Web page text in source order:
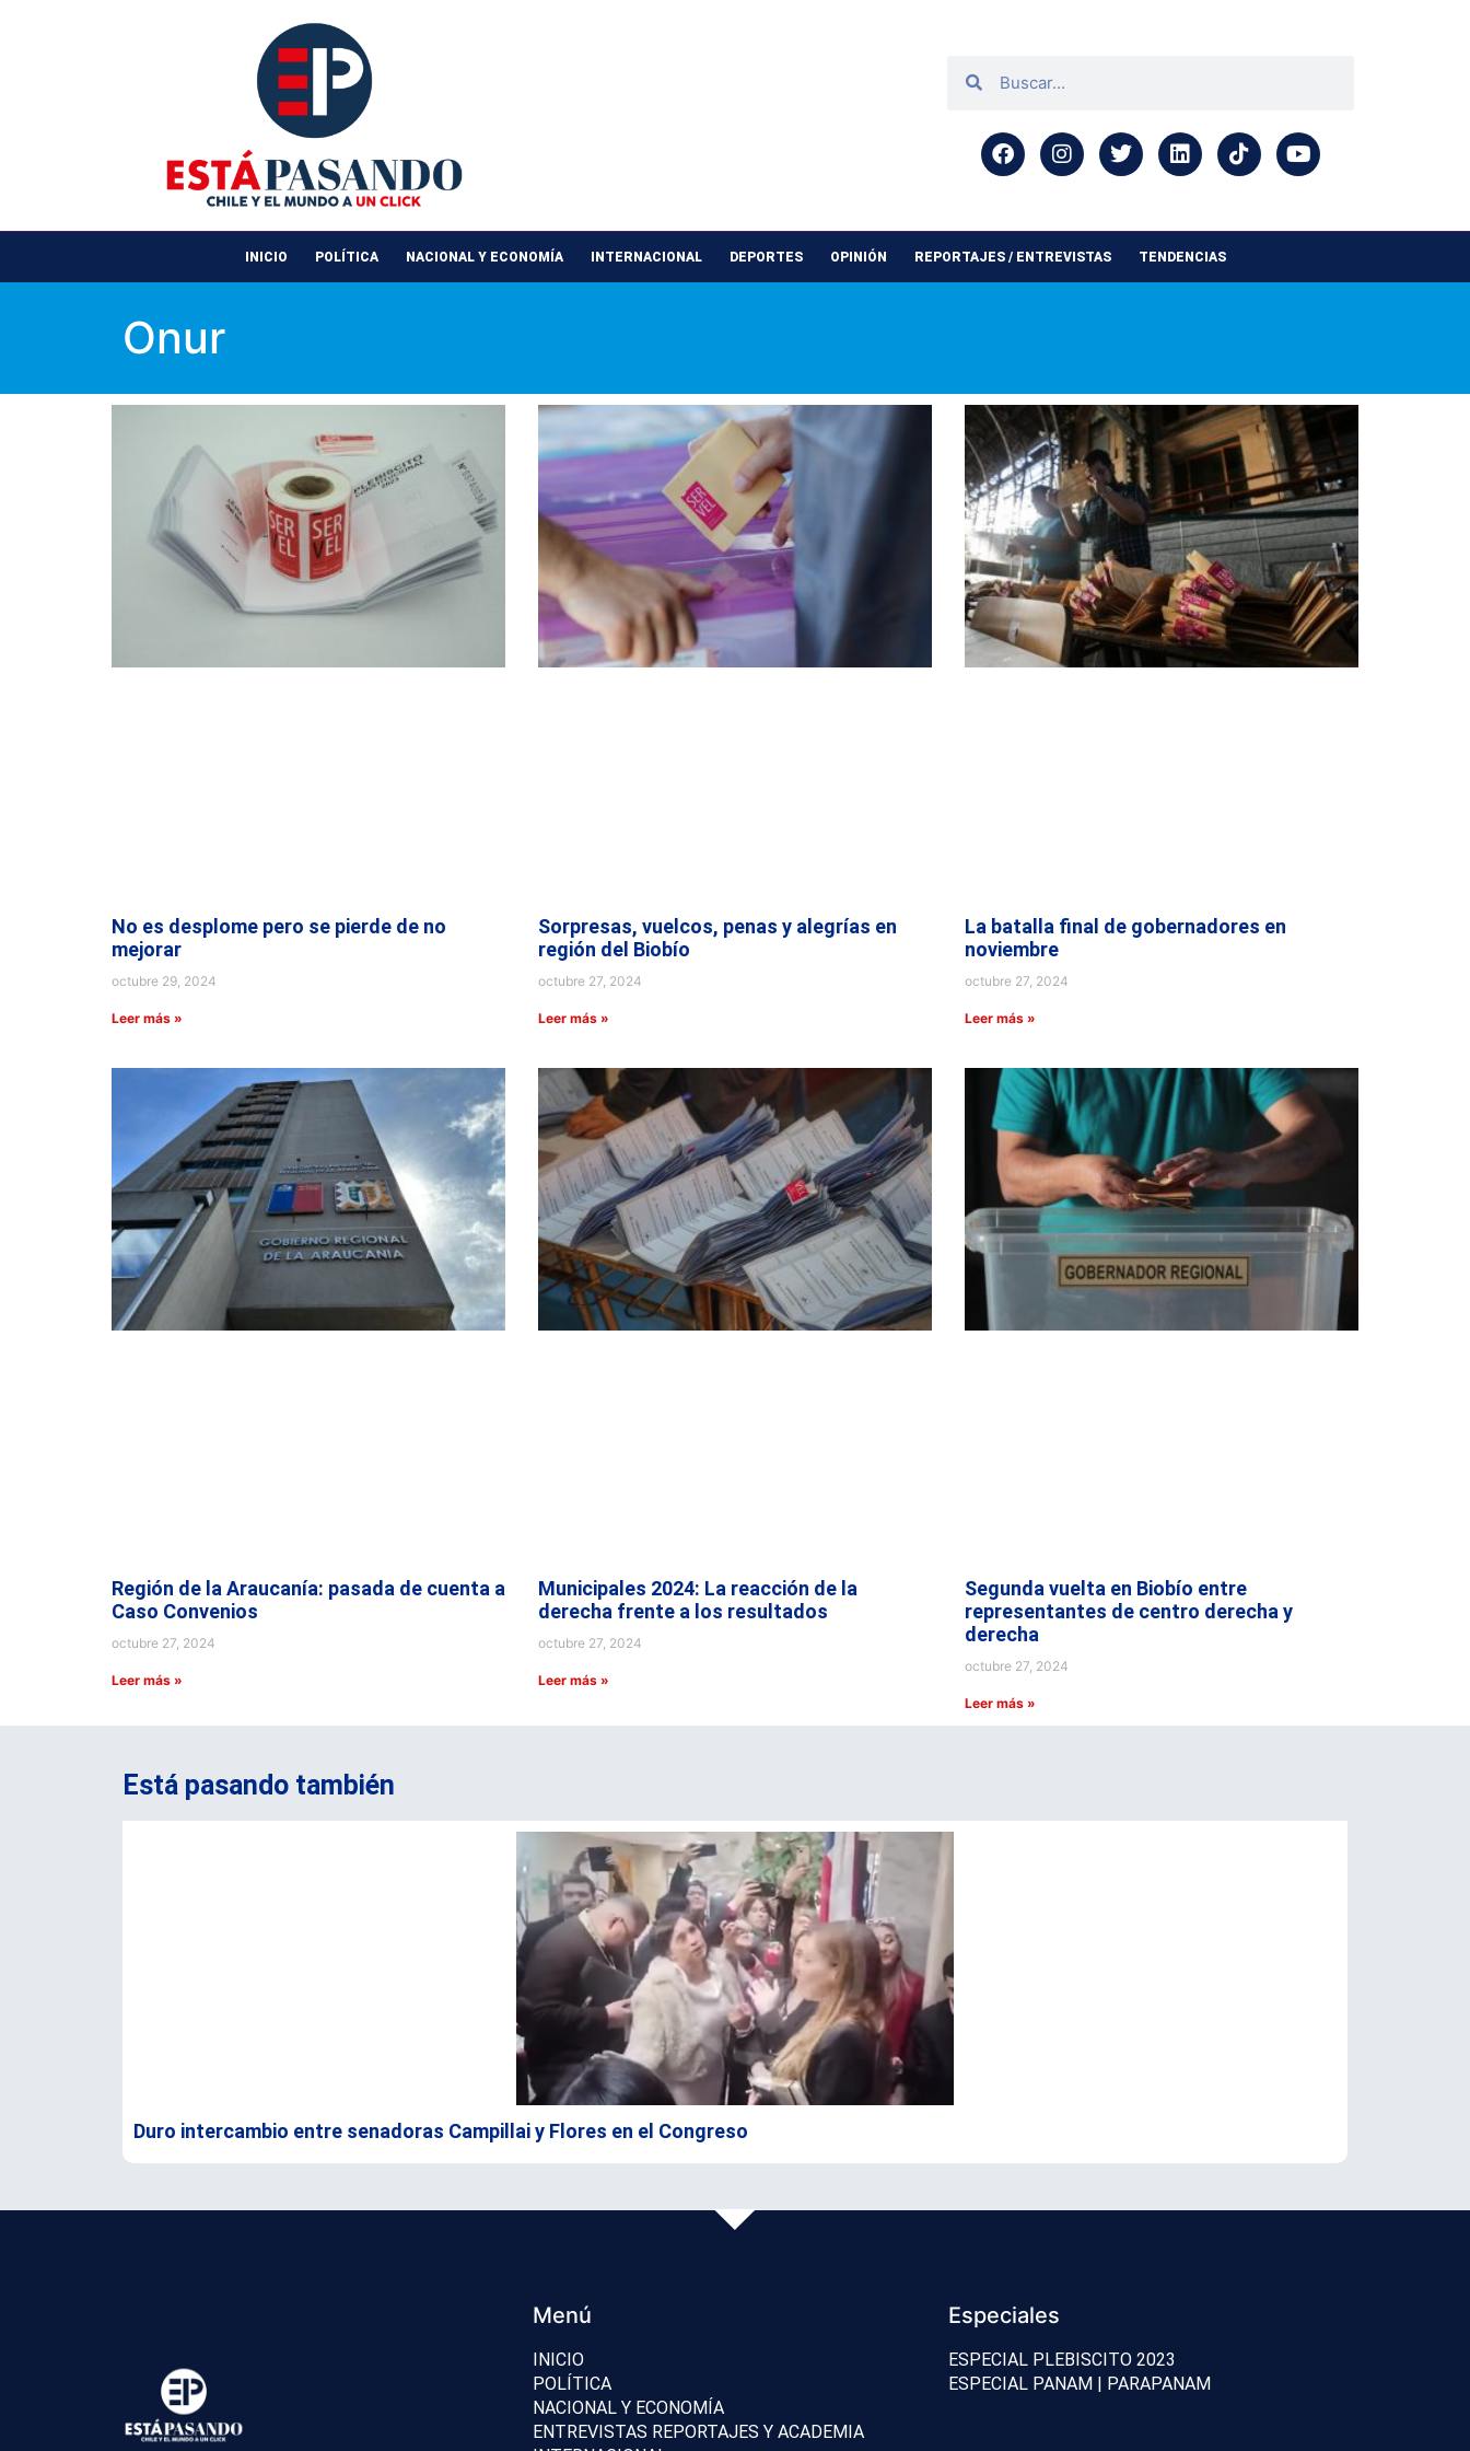
INICIO POLÍTICA NACIONAL Y ECONOMÍA INTERNACIONAL DEPORTES OPINIÓN REPORTAJES / ENTREVISTAS TENDENCIAS
Onur
No es desplome pero se pierde de no
mejorar
octubre 29, 2024
Leer más »
Sorpresas, vuelcos, penas y alegrías en
región del Biobío
octubre 27, 2024
Leer más »
La batalla final de gobernadores en
noviembre
octubre 27, 2024
Leer más »
Región de la Araucanía: pasada de cuenta a
Caso Convenios
octubre 27, 2024
Leer más »
Municipales 2024: La reacción de la
derecha frente a los resultados
octubre 27, 2024
Leer más »
Segunda vuelta en Biobío entre
representantes de centro derecha y
derecha
octubre 27, 2024
Leer más »
Está pasando también
Duro intercambio entre senadoras Campillai y Flores en el Congreso
Menú
INICIO
POLÍTICA
NACIONAL Y ECONOMÍA
ENTREVISTAS REPORTAJES Y ACADEMIA
Especiales
ESPECIAL PLEBISCITO 2023
ESPECIAL PANAM | PARAPANAM